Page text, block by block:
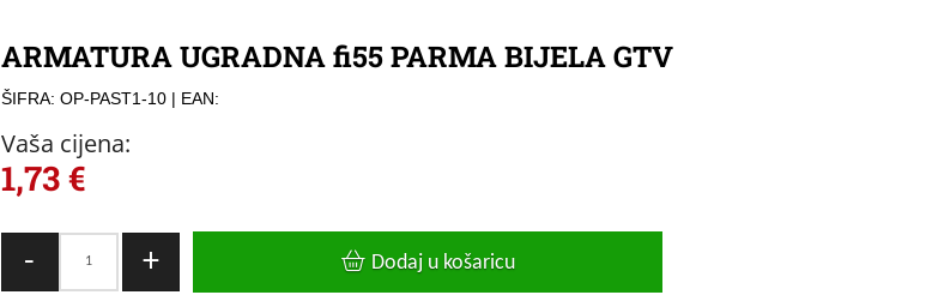
ARMATURA UGRADNA fi55 PARMA BIJELA GTV
ŠIFRA: OP-PAST1-10| EAN:
Vaša cijena:
1,73€
- + Dodaj u košaricu